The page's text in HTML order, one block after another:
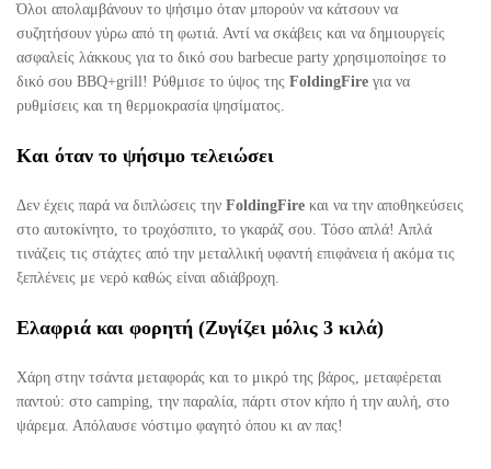
Όλοι απολαμβάνουν το ψήσιμο όταν μπορούν να κάτσουν να
συζητήσουν γύρω από τη φωτιά. Αντί να σκάβεις και να δημιουργείς
ασφαλείς λάκκους για το δικό σου barbecue party χρησιμοποίησε το
δικό σου BBQ+grill! Ρύθμισε το ύψος της FoldingFire για να
ρυθμίσεις και τη θερμοκρασία ψησίματος.
Και όταν το ψήσιμο τελειώσει
Δεν έχεις παρά να διπλώσεις την FoldingFire και να την αποθηκεύσεις
στο αυτοκίνητο, το τροχόσπιτο, το γκαράζ σου. Τόσο απλά! Απλά
τινάζεις τις στάχτες από την μεταλλική υφαντή επιφάνεια ή ακόμα τις
ξεπλένεις με νερό καθώς είναι αδιάβροχη.
Ελαφριά και φορητή (Ζυγίζει μόλις 3 κιλά)
Χάρη στην τσάντα μεταφοράς και το μικρό της βάρος, μεταφέρεται
παντού: στο camping, την παραλία, πάρτι στον κήπο ή την αυλή, στο
ψάρεμα. Απόλαυσε νόστιμο φαγητό όπου κι αν πας!